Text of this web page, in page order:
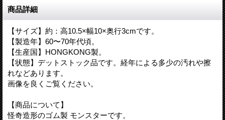
商品詳細
【サイズ】約：高10.5×幅10×奥行3cmです。
【製造年】60〜70年代頃。
【生産国】HONGKONG製。
【状態】デットストック品です。経年による多少の汚れや擦
れなどあります。
画像を良くご覧ください。
【商品について】
怪奇造形のゴム製 モンスターです。